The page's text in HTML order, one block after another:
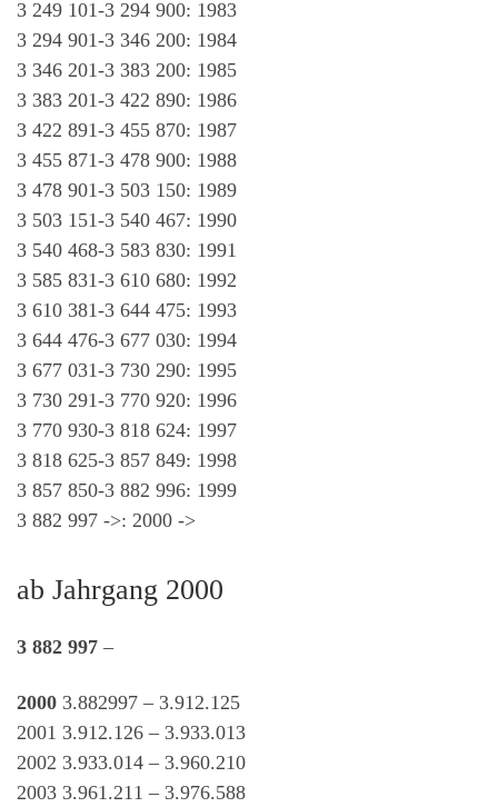
3 249 101-3 294 900: 1983
3 294 901-3 346 200: 1984
3 346 201-3 383 200: 1985
3 383 201-3 422 890: 1986
3 422 891-3 455 870: 1987
3 455 871-3 478 900: 1988
3 478 901-3 503 150: 1989
3 503 151-3 540 467: 1990
3 540 468-3 583 830: 1991
3 585 831-3 610 680: 1992
3 610 381-3 644 475: 1993
3 644 476-3 677 030: 1994
3 677 031-3 730 290: 1995
3 730 291-3 770 920: 1996
3 770 930-3 818 624: 1997
3 818 625-3 857 849: 1998
3 857 850-3 882 996: 1999
3 882 997 ->: 2000 ->
ab Jahrgang 2000
3 882 997 –
2000 3.882997 – 3.912.125
2001 3.912.126 – 3.933.013
2002 3.933.014 – 3.960.210
2003 3.961.211 – 3.976.588